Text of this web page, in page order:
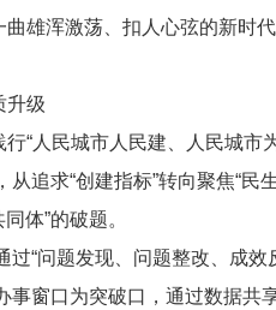
雄浑激荡、扣人心弦的新时
升级
行“人民城市人民建、人民城市
从追求“创建指标”转向聚焦“
体”的破题。
过“问题发现、问题整改、成
事窗口为突破口，通过数据